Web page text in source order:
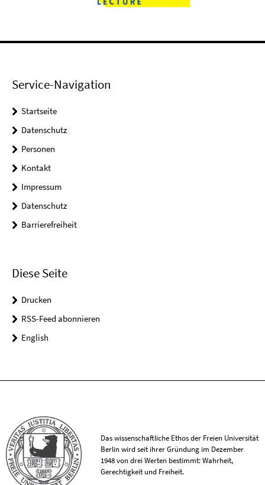
Service-Navigation
Startseite
Datenschutz
Personen
Kontakt
Impressum
Datenschutz
Barrierefreiheit
Diese Seite
Drucken
RSS-Feed abonnieren
English
Das wissenschaftliche Ethos der Freien Universität
Berlin wird seit ihrer Gründung im Dezember
1948 von drei Werten bestimmt: Wahrheit,
Gerechtigkeit und Freiheit.